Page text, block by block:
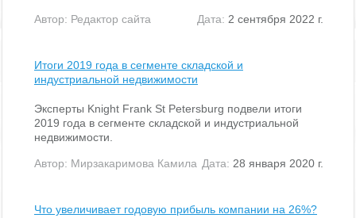
Автор: Редактор сайта Дата: 2 сентября 2022 г.
Итоги 2019 года в сегменте складской и
индустриальной недвижимости
Эксперты Knight Frank St Petersburg подвели итоги
2019 года в сегменте складской и индустриальной
недвижимости.
Автор: Мирзакаримова Камила Дата: 28 января 2020 г.
Что увеличивает годовую прибыль компании на 26%?